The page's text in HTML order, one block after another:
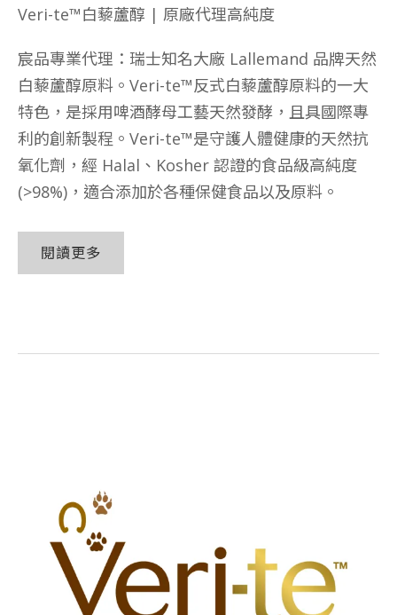
Veri-te™白藜蘆醇 | 原廠代理高純度
宸品專業代理：瑞士知名大廠 Lallemand 品牌天然
白藜蘆醇原料。Veri-te™反式白藜蘆醇原料的一大
特色，是採用啤酒酵母工藝天然發酵，且具國際專
利的創新製程。Veri-te™是守護人體健康的天然抗
氧化劑，經 Halal、Kosher 認證的食品級高純度
(>98%)，適合添加於各種保健食品以及原料。
閱讀更多